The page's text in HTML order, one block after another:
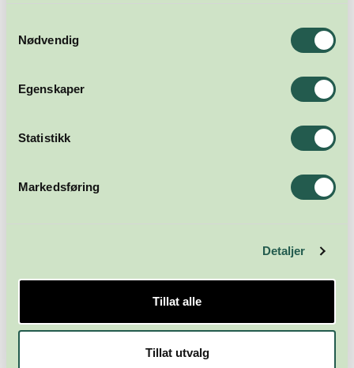
Nødvendig
Egenskaper
Statistikk
Markedsføring
Detaljer
Tillat alle
Tillat utvalg